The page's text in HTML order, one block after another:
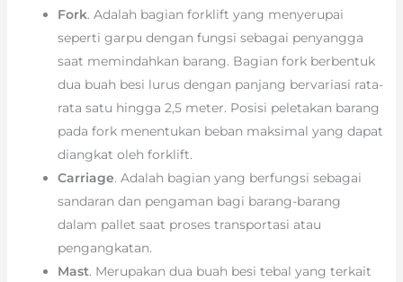
Fork. Adalah bagian forklift yang menyerupai
seperti garpu dengan fungsi sebagai penyangga
saat memindahkan barang. Bagian fork berbentuk
dua buah besi lurus dengan panjang bervariasi rata-
rata satu hingga 2,5 meter. Posisi peletakan barang
pada fork menentukan beban maksimal yang dapat
diangkat oleh forklift.
Carriage. Adalah bagian yang berfungsi sebagai
sandaran dan pengaman bagi barang-barang
dalam pallet saat proses transportasi atau
pengangkatan.
Mast. Merupakan dua buah besi tebal yang terkait